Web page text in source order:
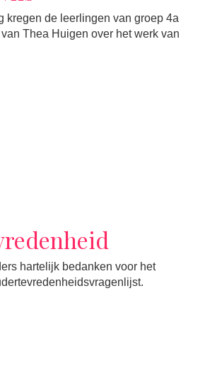
kregen de leerlingen van groep 4a
Thea Huigen over het werk van
hartelijk bedanken voor het